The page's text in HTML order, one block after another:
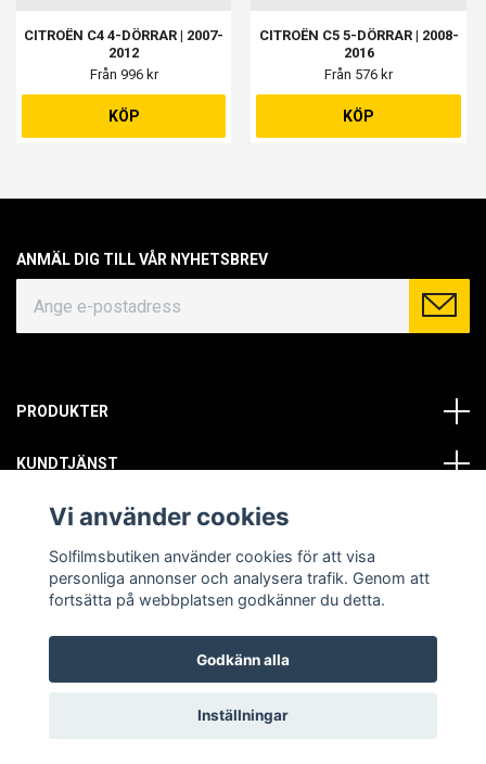
CITROËN C4 4-DÖRRAR | 2007-
2012
Från 996 kr
KÖP
CITROËN C5 5-DÖRRAR | 2008-
2016
Från 576 kr
KÖP
ANMÄL DIG TILL VÅR NYHETSBREV
PRODUKTER
KUNDTJÄNST
OM OSS
SOCIALA MEDIER
© Copyright 2026 Solfilmsbutiken. All rights reserved.
Vi använder cookies
Solfilmsbutiken använder cookies för att visa
personliga annonser och analysera trafik. Genom att
fortsätta på webbplatsen godkänner du detta.
Godkänn alla
Inställningar